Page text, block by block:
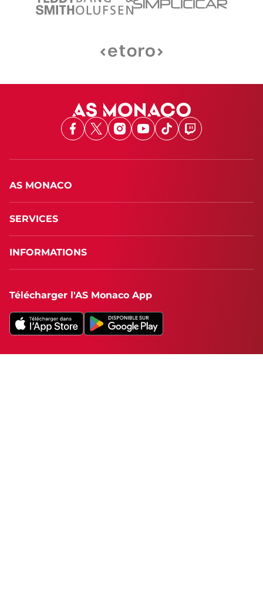
Facebook
X Instagram
Youtube
TikTokTwitch
AS MONACO
SERVICES
INFORMATIONS
Télécharger l'AS Monaco App